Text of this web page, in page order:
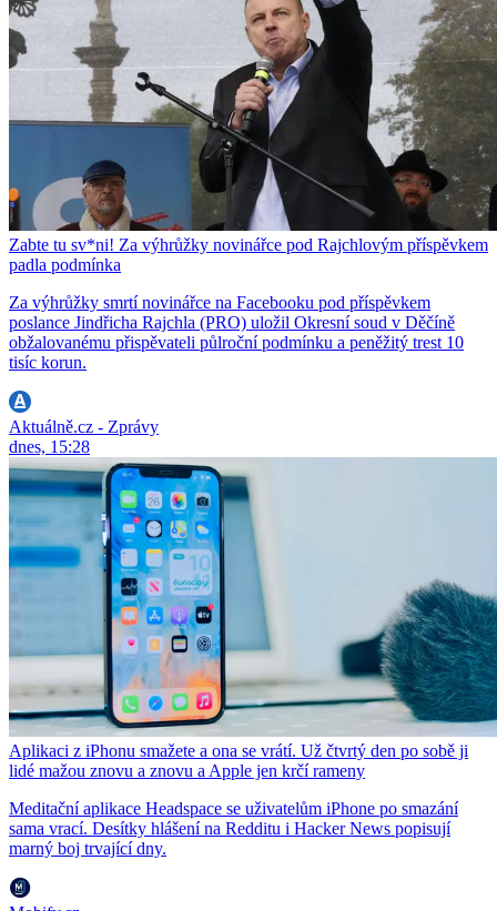
Zabte tu sv*ni! Za výhrůžky novinářce pod Rajchlovým příspěvkem
padla podmínka
Za výhrůžky smrtí novinářce na Facebooku pod příspěvkem
poslance Jindřicha Rajchla (PRO) uložil Okresní soud v Děčíně
obžalovanému přispěvateli půlroční podmínku a peněžitý trest 10
tisíc korun.
Aktuálně.cz - Zprávy
dnes, 15:28
Aplikaci z iPhonu smažete a ona se vrátí. Už čtvrtý den po sobě ji
lidé mažou znovu a znovu a Apple jen krčí rameny
Meditační aplikace Headspace se uživatelům iPhone po smazání
sama vrací. Desítky hlášení na Redditu i Hacker News popisují
marný boj trvající dny.